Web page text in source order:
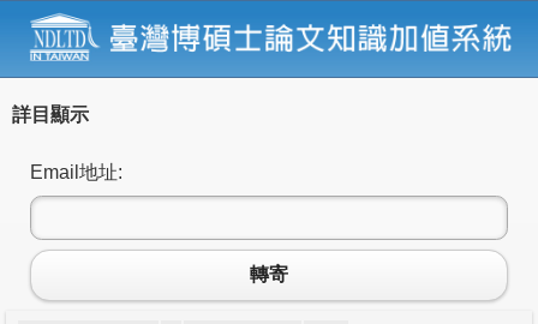
詳目顯示
Email地址:
轉寄